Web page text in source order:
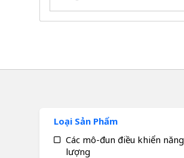
Loại Sản Phẩm
Các mô-đun điều khiển năng
lượng